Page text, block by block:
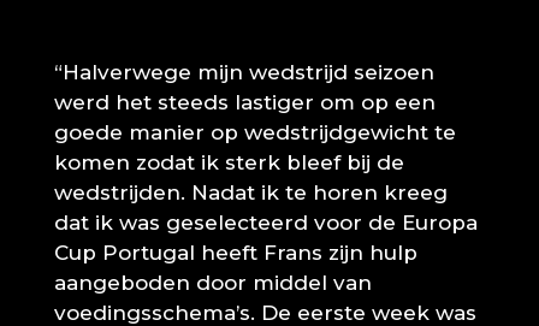
“Halverwege mijn wedstrijd seizoen
werd het steeds lastiger om op een
goede manier op wedstrijdgewicht te
komen zodat ik sterk bleef bij de
wedstrijden. Nadat ik te horen kreeg
dat ik was geselecteerd voor de Europa
Cup Portugal heeft Frans zijn hulp
aangeboden door middel van
voedingsschema’s. De eerste week was